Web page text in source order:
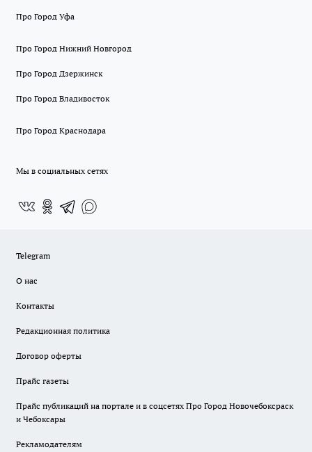
Про Город Уфа
Про Город Нижний Новгород
Про Город Дзержинск
Про Город Владивосток
Про Город Краснодара
Мы в социальных сетях
Telegram
О нас
Контакты
Редакционная политика
Договор оферты
Прайс газеты
Прайс публикаций на портале и в соцсетях Про Город Новочебоксраск
и Чебоксары
Рекламодателям